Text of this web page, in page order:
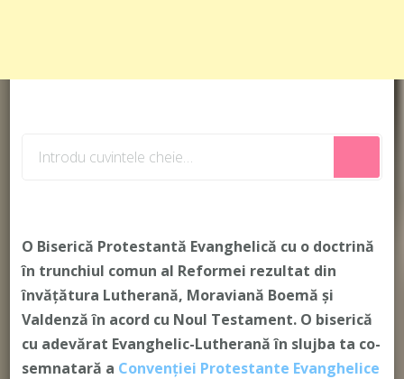
O Biserică Protestantă Evanghelică cu o doctrină
în trunchiul comun al Reformei rezultat din
învățătura Lutherană, Moraviană Boemă și
Valdenză în acord cu Noul Testament. O biserică
cu adevărat Evanghelic-Lutherană în slujba ta co-
semnatară a Convenției Protestante Evanghelice